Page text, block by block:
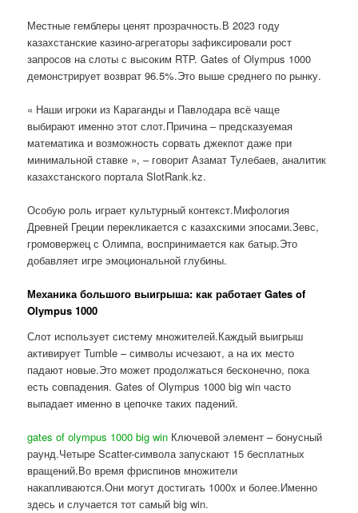
Местные гемблеры ценят прозрачность.В 2023 году
казахстанские казино-агрегаторы зафиксировали рост
запросов на слоты с высоким RTP. Gates of Olympus 1000
демонстрирует возврат 96.5%.Это выше среднего по рынку.
« Наши игроки из Караганды и Павлодара всё чаще
выбирают именно этот слот.Причина – предсказуемая
математика и возможность сорвать джекпот даже при
минимальной ставке », – говорит Азамат Тулебаев, аналитик
казахстанского портала SlotRank.kz.
Особую роль играет культурный контекст.Мифология
Древней Греции перекликается с казахскими эпосами.Зевс,
громовержец с Олимпа, воспринимается как батыр.Это
добавляет игре эмоциональной глубины.
Механика большого выигрыша: как работает Gates of
Olympus 1000
Слот использует систему множителей.Каждый выигрыш
активирует Tumble – символы исчезают, а на их место
падают новые.Это может продолжаться бесконечно, пока
есть совпадения. Gates of Olympus 1000 big win часто
выпадает именно в цепочке таких падений.
gates of olympus 1000 big win Ключевой элемент – бонусный
раунд.Четыре Scatter-символа запускают 15 бесплатных
вращений.Во время фриспинов множители
накапливаются.Они могут достигать 1000x и более.Именно
здесь и случается тот самый big win.